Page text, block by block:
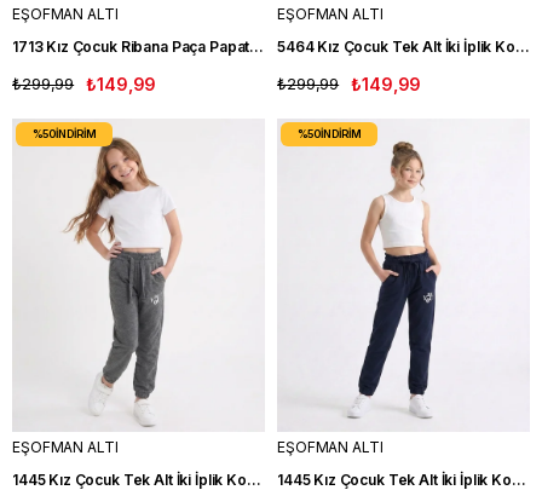
EŞOFMAN ALTI
1713 Kız Çocuk Ribana Paça Papatya İki İplik Eşofman Altı GRİ
₺149,99
₺299,99
EŞOFMAN ALTI
5464 Kız Çocuk Tek Alt İki İplik Kompak Kumaş GRİ
₺149,99
₺299,99
EŞOFMAN ALTI
1445 Kız Çocuk Tek Alt İki İplik Kompak Kumaş GRİ
%50İNDIRIM
EŞOFMAN ALTI
1445 Kız Çocuk Tek Alt İki İplik Kompak Kumaş SİYAH
%50İNDIRIM